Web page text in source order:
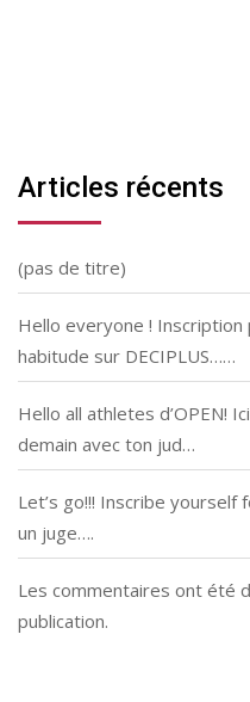
Articles récents
(pas de titre)
Hello everyone !
habitude sur DECIPLUS……
Hello all athletes d’OPEN!
demain avec ton jud…
Let’s go!!! Inscribe yourself
un juge….
Les commentaires ont été
publication.